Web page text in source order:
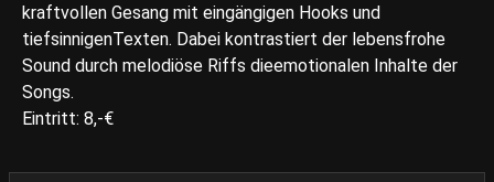
kraftvollen Gesang mit eingängigen Hooks und
tiefsinnigenTexten. Dabei kontrastiert der lebensfrohe
Sound durch melodiöse Riffs dieemotionalen Inhalte der
Songs.
Eintritt: 8,-€